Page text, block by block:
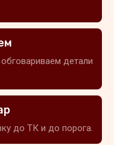
детали
до ТК и до порога.